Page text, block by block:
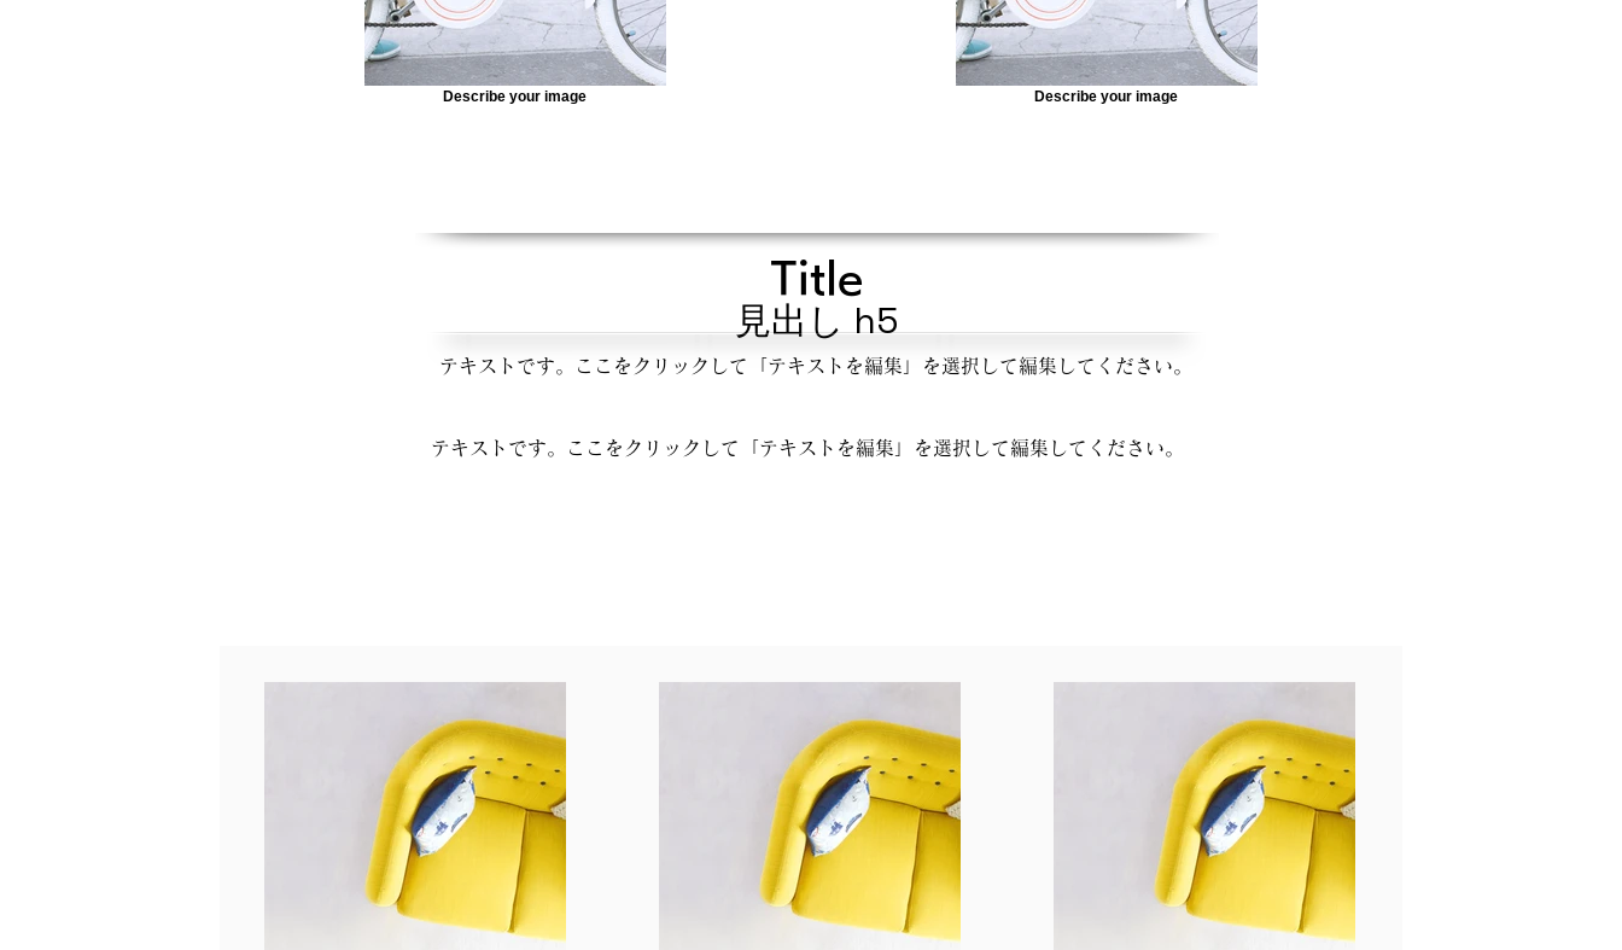
Describe your image Describe your image
Title
見出し h5
テキストです。ここをクリックして「テキストを編集」を選択して編集してください。
テキストです。ここをクリックして「テキストを編集」を選択して編集してください。